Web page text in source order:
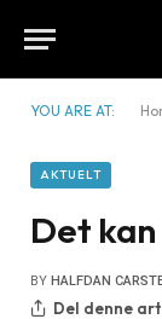
YOU ARE AT:
AKTUELT
Det
BY HALFDAN
Del denne